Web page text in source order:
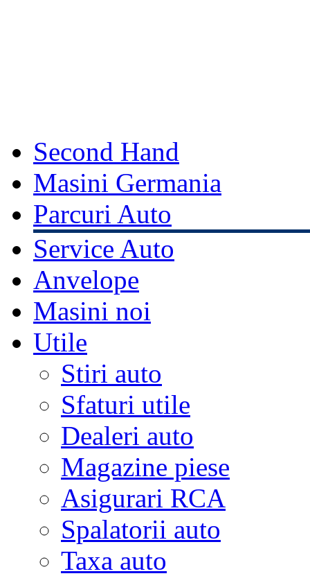
Second Hand
Masini Germania
Parcuri Auto
Service Auto
Anvelope
Masini noi
Utile
Stiri auto
Sfaturi utile
Dealeri auto
Magazine piese
Asigurari RCA
Spalatorii auto
Taxa auto